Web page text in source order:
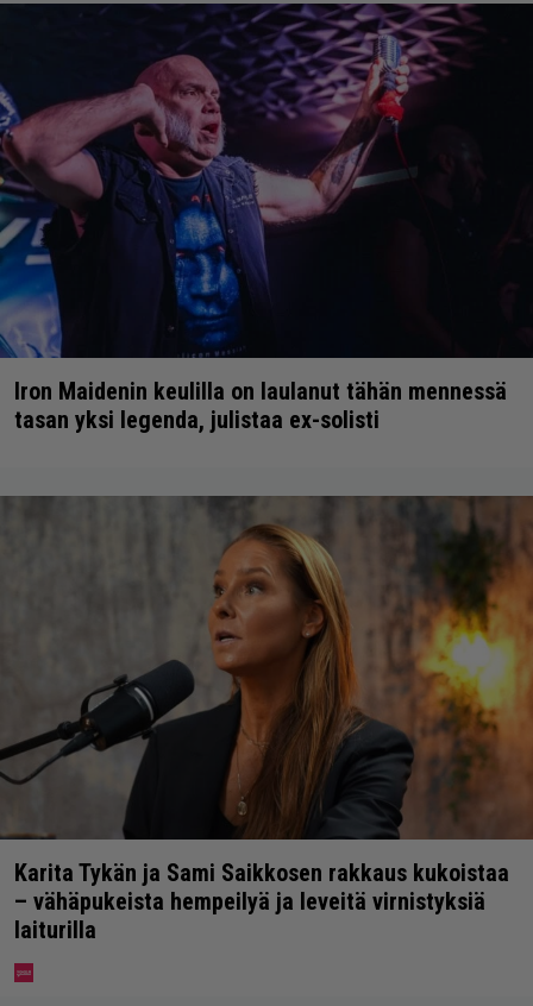
Iron Maidenin keulilla on laulanut tähän mennessä
tasan yksi legenda, julistaa ex-solisti
Karita Tykän ja Sami Saikkosen rakkaus kukoistaa
– vähäpukeista hempeilyä ja leveitä virnistyksiä
laiturilla